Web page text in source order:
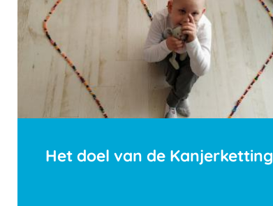
Het doel van de Kanjerketting